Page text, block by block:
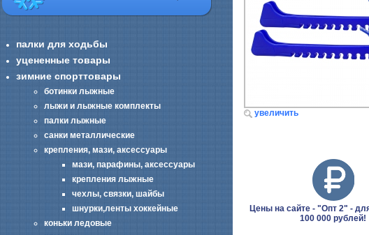
палки для ходьбы
уцененные товары
зимние спорттовары
ботинки лыжные
лыжи и лыжные комплекты
палки лыжные
санки металлические
крепления, мази, аксессуары
мази, парафины, аксессуары
крепления лыжные
чехлы, связки, шайбы
шнурки,ленты хоккейные
коньки ледовые
увеличить
Цены на сайте - "Опт 2" -
100 000 рублей!